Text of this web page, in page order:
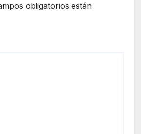
obligatorios están